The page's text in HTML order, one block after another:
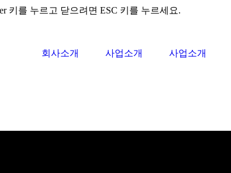
키를 누르고 닫으려면 ESC 키를 누르세요.
회사소개 사업소개 사업소개